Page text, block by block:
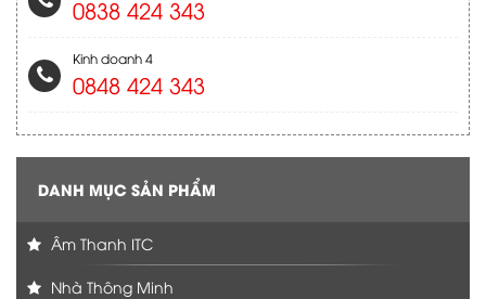
0838 424 343
Kinh doanh 4
0848 424 343
DANH MỤC SẢN PHẨM
Âm Thanh ITC
Nhà Thông Minh